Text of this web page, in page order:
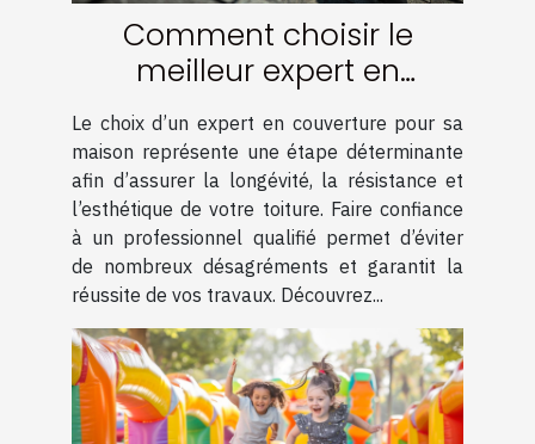
Comment choisir le
meilleur expert en
couverture pour votre
maison
Le choix d’un expert en couverture pour sa
maison représente une étape déterminante
afin d’assurer la longévité, la résistance et
l’esthétique de votre toiture. Faire confiance
à un professionnel qualifié permet d’éviter
de nombreux désagréments et garantit la
réussite de vos travaux. Découvrez...